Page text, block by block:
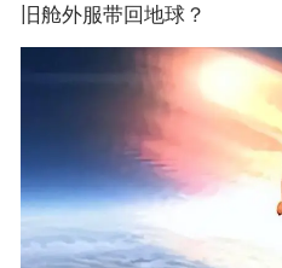
旧舱外服带回地球？